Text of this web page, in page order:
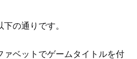
の通りです。
ベットでゲームタイトルを付